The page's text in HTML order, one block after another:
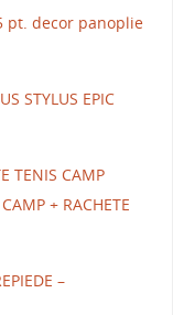
pt. decor panoplie
STYLUS EPIC
TENIS CAMP
+ RACHETE
–